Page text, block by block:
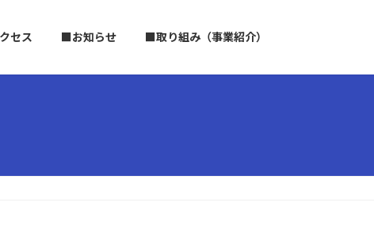
セス ■お知らせ ■取り組み（事業紹介）